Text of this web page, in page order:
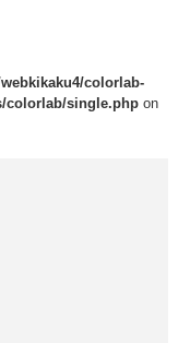
colorlab-
colorlab/single.phpon